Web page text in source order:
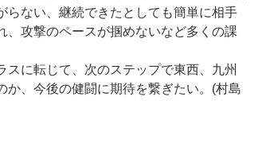
らない、継続できたとしても簡単に相手
、攻撃のペースが掴めないなど多くの課
に転じて、次のステップで東西、九州
、今後の健闘に期待を繋ぎたい。(村島